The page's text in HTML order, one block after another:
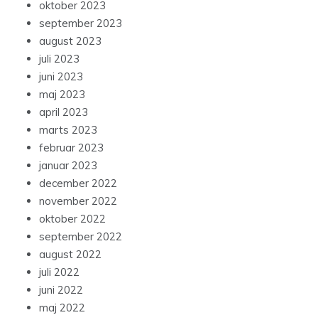
oktober 2023
september 2023
august 2023
juli 2023
juni 2023
maj 2023
april 2023
marts 2023
februar 2023
januar 2023
december 2022
november 2022
oktober 2022
september 2022
august 2022
juli 2022
juni 2022
maj 2022